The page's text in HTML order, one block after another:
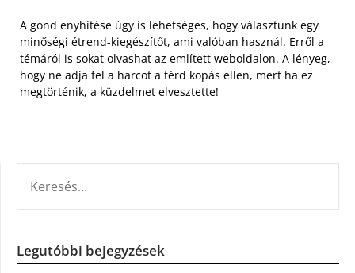
A gond enyhítése úgy is lehetséges, hogy választunk egy
minőségi étrend-kiegészítőt, ami valóban használ. Erről a
témáról is sokat olvashat az említett weboldalon. A lényeg,
hogy ne adja fel a harcot a térd kopás ellen, mert ha ez
megtörténik, a küzdelmet elvesztette!
Legutóbbi bejegyzések